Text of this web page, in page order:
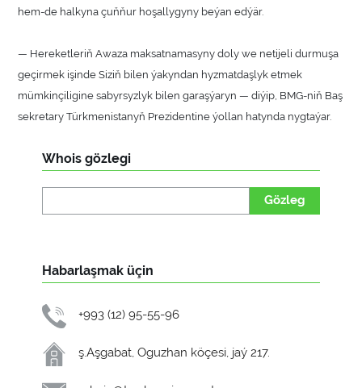
hem-de halkyna çuňňur hoşallygyny beýan edýär.
— Hereketleriň Awaza maksatnamasyny doly we netijeli durmuşa
geçirmek işinde Siziň bilen ýakyndan hyzmatdaşlyk etmek
mümkinçiligine sabyrsyzlyk bilen garaşýaryn — diýip, BMG-niň Baş
sekretary Türkmenistanyň Prezidentine ýollan hatynda nygtaýar.
Whois gözlegi
Gözleg
Habarlaşmak üçin
+993 (12) 95-55-96
ş.Aşgabat, Oguzhan köçesi, jaý 217.